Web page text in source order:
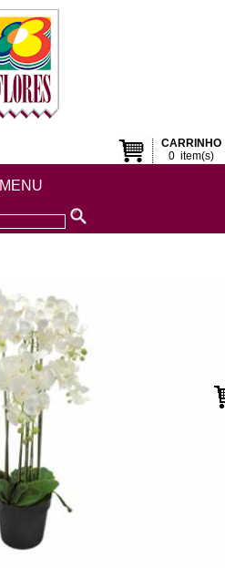
CARRINHO
0item(s)
MENU